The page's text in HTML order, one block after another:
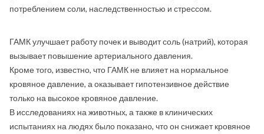
потреблением соли, наследственностью и стрессом.
ГАМК улучшает работу почек и выводит соль (натрий), которая
вызывает повышение артериального давления.
Кроме того, известно, что ГАМК не влияет на нормальное
кровяное давление, а оказывает гипотензивное действие
только на высокое кровяное давление.
В исследованиях на животных, а также в клинических
испытаниях на людях было показано, что он снижает кровяное